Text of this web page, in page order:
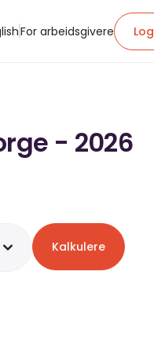
For arbeidsgivere
- 2026
Kalkulere